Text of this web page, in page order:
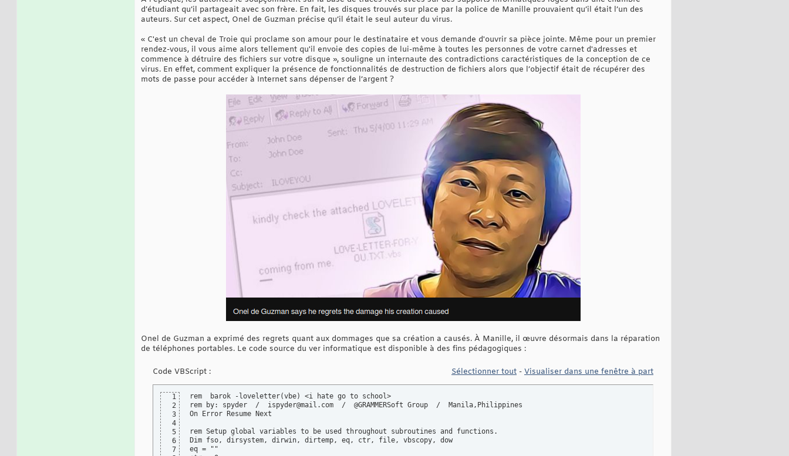
d’étudiant qu’il partageait avec son frère. En fait, les disques trouvés sur place par la police de Manille prouvaient qu’il était l’un des
auteurs. Sur cet aspect, Onel de Guzman précise qu’il était le seul auteur du virus.
« C'est un cheval de Troie qui proclame son amour pour le destinataire et vous demande d'ouvrir sa pièce jointe. Même pour un premier
rendez-vous, il vous aime alors tellement qu'il envoie des copies de lui-même à toutes les personnes de votre carnet d'adresses et
commence à détruire des fichiers sur votre disque », souligne un internaute des contradictions caractéristiques de la conception de ce
virus. En effet, comment expliquer la présence de fonctionnalités de destruction de fichiers alors que l’objectif était de récupérer des
mots de passe pour accéder à Internet sans dépenser de l’argent ?
Onel de Guzman a exprimé des regrets quant aux dommages que sa création a causés. À Manille, il œuvre désormais dans la réparation
de téléphones portables. Le code source du ver informatique est disponible à des fins pédagogiques :
Code VBScript : Sélectionner tout - Visualiser dans une fenêtre à part
1
2
3
4
5
6
7
rem  barok -loveletter(vbe) <i hate go to school>
rem by: spyder  /  ispyder@mail.com  /  @GRAMMERSoft Group  /  Manila,Philippines
On Error Resume Next
rem Setup global variables to be used throughout subroutines and functions.
Dim fso, dirsystem, dirwin, dirtemp, eq, ctr, file, vbscopy, dow
eq = ""